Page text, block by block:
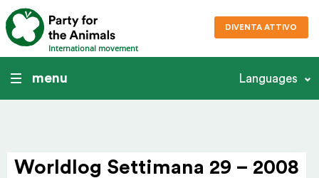
International movement
DIVENTA ATTIVO
menu Languages
Worldlog Settimana 29 – 2008